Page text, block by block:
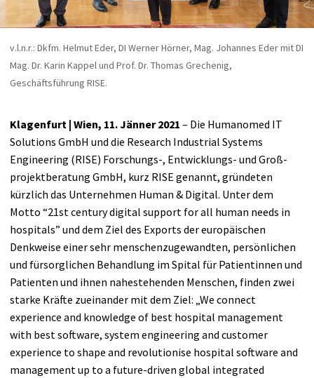
v.l.n.r.: Dkfm. Helmut Eder, DI Werner Hörner, Mag. Johannes Eder mit DI
Mag. Dr. Karin Kappel und Prof. Dr. Thomas Grechenig,
Geschäftsführung RISE.
Klagenfurt | Wien, 11. Jänner 2021 – Die Humanomed IT
Solutions GmbH und die Research Industrial Systems
Engineering (RISE) Forschungs-, Entwicklungs- und Groß­
projektberatung GmbH, kurz RISE genannt, gründeten
kürzlich das Unter­nehmen Human & Digital. Unter dem
Motto “21st century digital support for all human needs in
hospitals” und dem Ziel des Exports der europäischen
Denkweise einer sehr men­schenzugewandten, persönlichen
und fürsorglichen Behandlung im Spital für Patientinnen und
Patienten und ihnen nahestehenden Menschen, finden zwei
starke Kräfte zueinander mit dem Ziel: „We connect
experience and knowledge of best hospital management
with best software, system engineering and customer
experience to shape and revolutionise hospital software and
management up to a future-driven global integrated